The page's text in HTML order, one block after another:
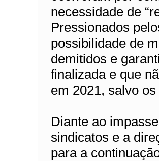
necessidade de
Pressionados
possibilidade de
demitidos e
finalizada e que
em 2021, salvo
Diante ao
sindicatos e a
para a